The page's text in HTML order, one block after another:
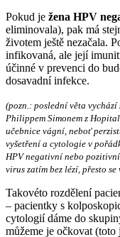
Pokud je žena HPV
eliminovala), pak má
životem ještě nezačala.
infikovaná, ale její
účinné v prevenci do
dosavadní infekce.
(pozn.: poslední věta
Philippem Simonem z
učebnice vágní, neboť
vyšetření a cytologie v
HPV negativní nebo
virus zatím bez lézí, přesto
Takovéto rozdělení
– pacientky s
cytologií dáme do
můžeme je očkovat